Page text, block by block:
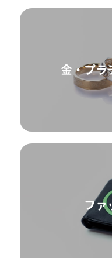
金・プラ
ファ